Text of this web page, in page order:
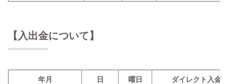
【入出金について】
年月 日 曜日 ダイレクト入金